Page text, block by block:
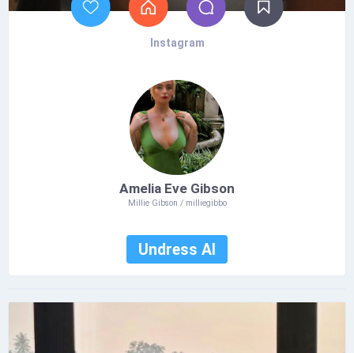
Instagram
Amelia Eve Gibson
Millie Gibson / milliegibbo
Undress AI